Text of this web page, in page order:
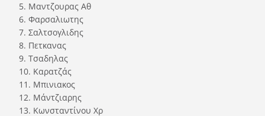
5. Μαντζουρας Αθ
6. Φαρσαλιωτης
7. Σαλτσογλιδης
8. Πετκανας
9. Τσαδηλας
10. Καρατζάς
11. Μπινιακος
12. Μάντζιαρης
13. Κωνσταντίνου Χρ